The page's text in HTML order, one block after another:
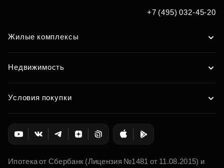
+7 (495) 032-45-20
Жилые комплексы
Недвижимость
Условия покупки
Ипотека от Сбербанк (Лицензия №1481 от 11.08.2015) и